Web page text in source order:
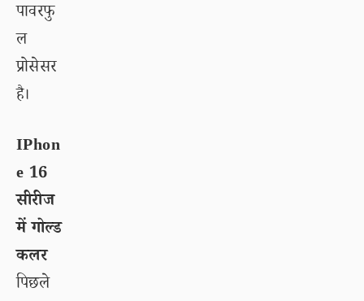
पावरफु
ल
प्रोसेसर
है।
IPhon
e 16
सीरीज
में गोल्ड
कलर
पिछले